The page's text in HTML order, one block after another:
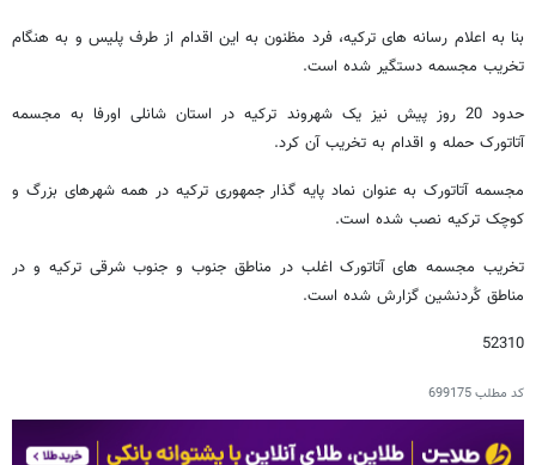
بنا به اعلام رسانه های ترکیه، فرد مظنون به این اقدام از طرف پلیس و به هنگام
تخریب مجسمه دستگیر شده است.
حدود 20 روز پیش نیز یک شهروند ترکیه در استان شانلی اورفا به مجسمه
آتاتورک حمله و اقدام به تخریب آن کرد.
مجسمه آتاتورک به عنوان نماد پایه گذار جمهوری ترکیه در همه شهرهای بزرگ و
کوچک ترکیه نصب شده است.
تخریب مجسمه های آتاتورک اغلب در مناطق جنوب و جنوب شرقی ترکیه و در
مناطق کُردنشین گزارش شده است.
52310
کد مطلب699175